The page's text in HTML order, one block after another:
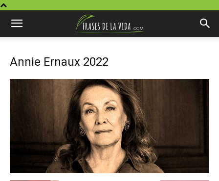
Annie Ernaux 2022